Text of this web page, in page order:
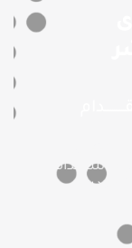
استقدام
ومدربة